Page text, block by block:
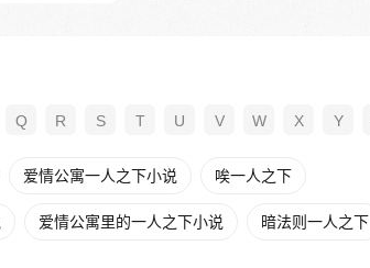
Q R S T U V W X Y
爱情公寓一人之下小说 唉一人之下
爱情公寓里的一人之下小说 暗法则一人之下